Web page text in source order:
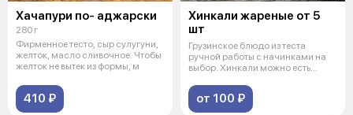
Хачапури по- аджарски
280 г
Фирменное тесто, сыр сулугуни,
желток, масло сливочное. Чтобы
желток не вытек из формы, м
410 ₽
Хинкали жареные от 5
шт
Грузинское блюдо из теста
ручной работы с начинками на
выбор. Хинкали можно есть
от 100 ₽